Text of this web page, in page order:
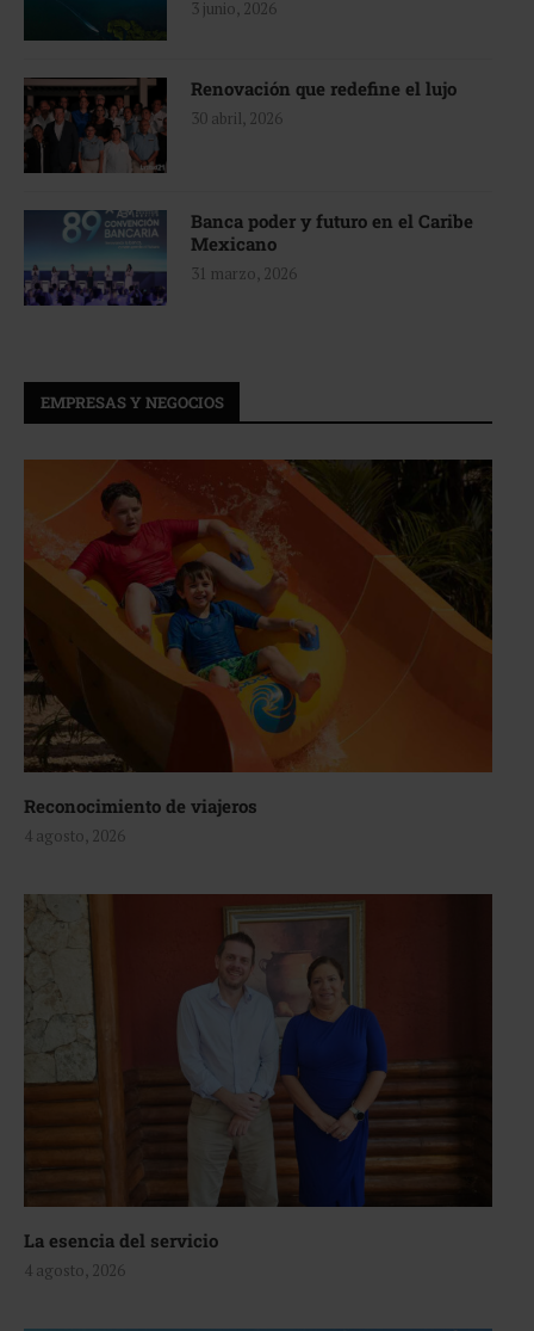
3 junio, 2026
Renovación que redefine el lujo
30 abril, 2026
Banca poder y futuro en el Caribe
Mexicano
31 marzo, 2026
EMPRESAS Y NEGOCIOS
Reconocimiento de viajeros
4 agosto, 2026
La esencia del servicio
4 agosto, 2026